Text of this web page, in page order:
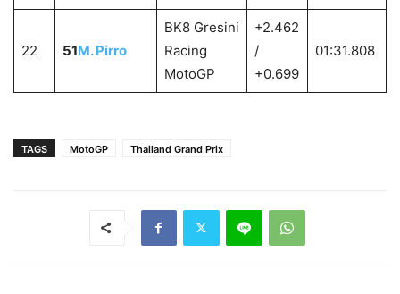
22 51M. Pirro
BK8 Gresini
Racing
MotoGP
+2.462
/
+0.699
01:31.808
TAGS MotoGP Thailand Grand Prix